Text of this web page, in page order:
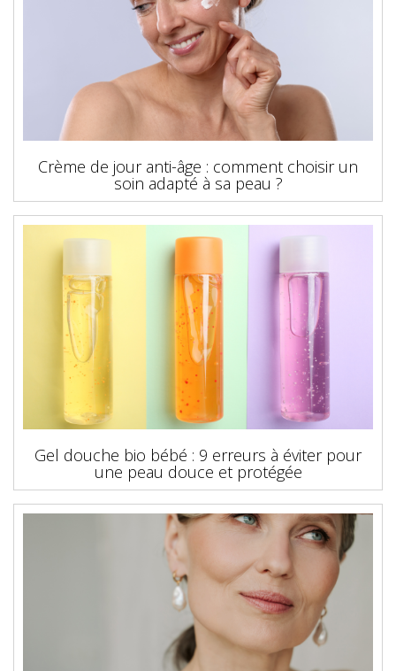
Crème de jour anti-âge : comment choisir un
soin adapté à sa peau ?
Gel douche bio bébé : 9 erreurs à éviter pour
une peau douce et protégée